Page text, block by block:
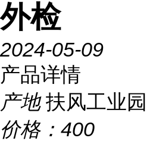
外检
2024-05-09
产品详情
产地 扶风工业园
价格： 400